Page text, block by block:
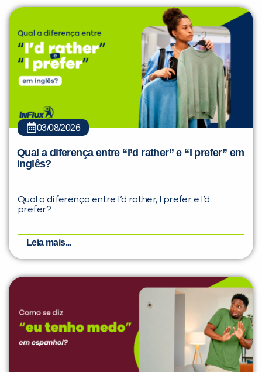
03/08/2026
Qual a diferença entre “I’d rather” e “I prefer” em
inglês?
Qual a diferença entre I’d rather, I prefer e I’d
prefer?
Leia mais...